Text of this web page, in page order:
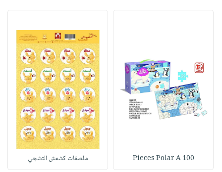
100 Pieces Polar A ملصقات كشمش التشجي